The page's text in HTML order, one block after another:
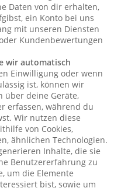
Daten von dir erhalten,
ein Konto bei uns
mit unseren Diensten
Kundenbewertungen
wir automatisch
Einwilligung oder wenn
ist, können wir
über deine Geräte,
erfassen, während du
Wir nutzen diese
von Cookies,
ähnlichen Technologien.
Inhalte, die sie
Benutzererfahrung zu
um die Elemente
bist, sowie um